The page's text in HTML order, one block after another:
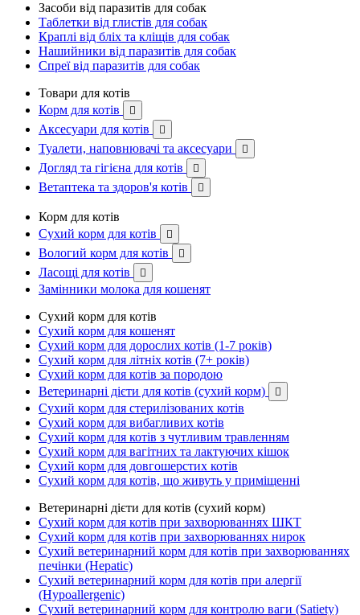
Засоби від паразитів для собак
Таблетки від глистів для собак
Краплі від бліх та кліщів для собак
Нашийники від паразитів для собак
Спреї від паразитів для собак
Товари для котів
Корм для котів

Аксесуари для котів 
Туалети, наповнювачі та аксесуари 
Догляд та гігієна для котів 
Ветаптека та здоров'я котів 
Корм для котів
Сухий корм для котів

Вологий корм для котів 
Ласощі для котів 
Замінники молока для кошенят
Сухий корм для котів
Сухий корм для кошенят
Сухий корм для дорослих котів (1-7 років)
Сухий корм для літніх котів (7+ років)
Сухий корм для котів за породою
Ветеринарні дієти для котів (сухий корм)

Сухий корм для стерилізованих котів
Сухий корм для вибагливих котів
Сухий корм для котів з чутливим травленням
Сухий корм для вагітних та лактуючих кішок
Сухий корм для довгошерстих котів
Сухий корм для котів, що живуть у приміщенні
Ветеринарні дієти для котів (сухий корм)
Сухий корм для котів при захворюваннях ШКТ
Сухий корм для котів при захворюваннях нирок
Сухий ветеринарний корм для котів при захворюваннях
печінки (Hepatic)
Сухий ветеринарний корм для котів при алергії
(Hypoallergenic)
Сухий ветеринарний корм для контролю ваги (Satiety)